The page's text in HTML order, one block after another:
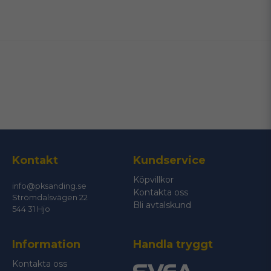
Ja, ni får publicera min fråga
Skicka fråga
Kontakt
info@pksanding.se
Strömdalsvägen 22
544 31 Hjo
Kundservice
Köpvillkor
Kontakta oss
Bli avtalskund
Information
Kontakta oss
Handla tryggt